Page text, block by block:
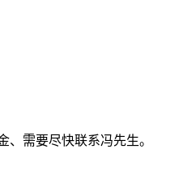
需要尽快联系冯先生。